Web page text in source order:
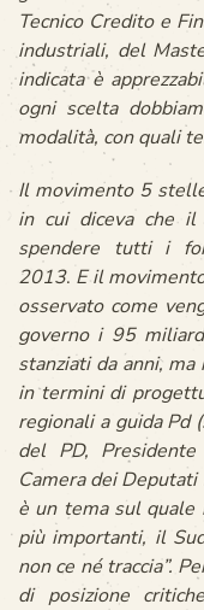
Tecnico Credito e
industriali, del
indicata è
ogni scelta
modalità, con quali
Il movimento 5
in cui diceva che
spendere tutti i
2013. E il
osservato come
governo i 95
stanziati da anni,
in termini di
regionali a guida Pd
del PD,
Camera dei Deputati
è un tema sul quale
più importanti, il
non ce né traccia”.
di posizione